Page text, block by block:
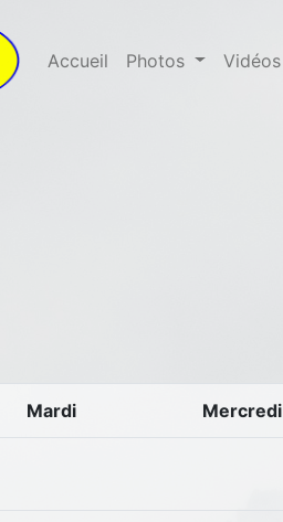
Accueil Photos Vidéos
Mardi Mercredi